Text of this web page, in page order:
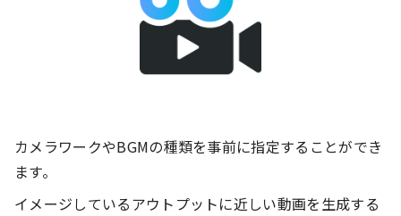
カメラワークやBGMの種類を事前に指定することができ
ます。
イメージしているアウトプットに近しい動画を生成する